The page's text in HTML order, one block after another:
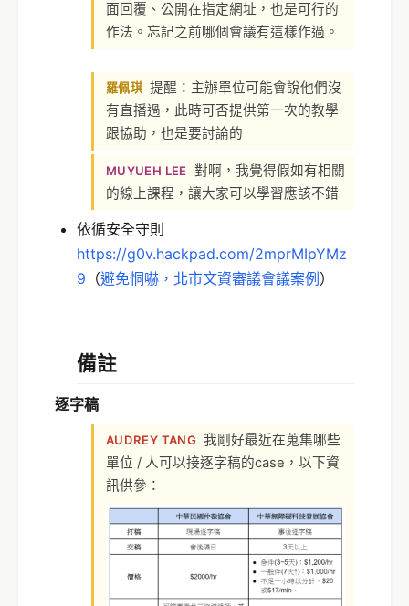
面回覆、公開在指定網址，也是可行的
作法。忘記之前哪個會議有這樣作過。
羅佩琪 提醒：主辦單位可能會說他們沒
有直播過，此時可否提供第一次的教學
跟協助，也是要討論的
MUYUEH LEE 對啊，我覺得假如有相關
的線上課程，讓大家可以學習應該不錯
依循安全守則
https://g0v.hackpad.com/2mprMIpYMz
9 （避免恫嚇，北市文資審議會議案例 ）
備註
逐字稿
AUDREY TANG 我剛好最近在蒐集哪些
單位 / 人可以接逐字稿的case，以下資
訊供參：